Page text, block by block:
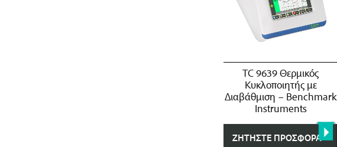
TC 9639 Θερμικός
Κυκλοποιητής με
Διαβάθμιση – Benchmark
Instruments
ΖΗΤΉΣΤΕ ΠΡΟΣΦΟΡΆ